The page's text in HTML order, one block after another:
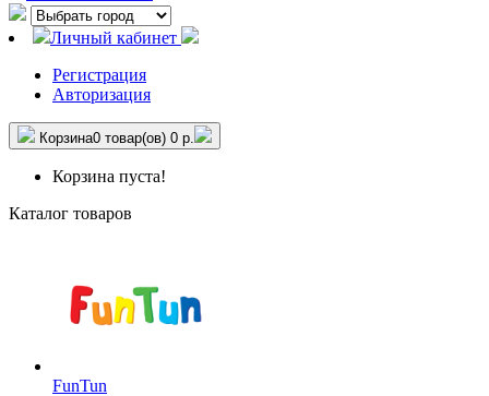
Личный кабинет
Регистрация
Авторизация
Корзина0 товар(ов) 0 р.
Корзина пуста!
Каталог товаров
FunTun